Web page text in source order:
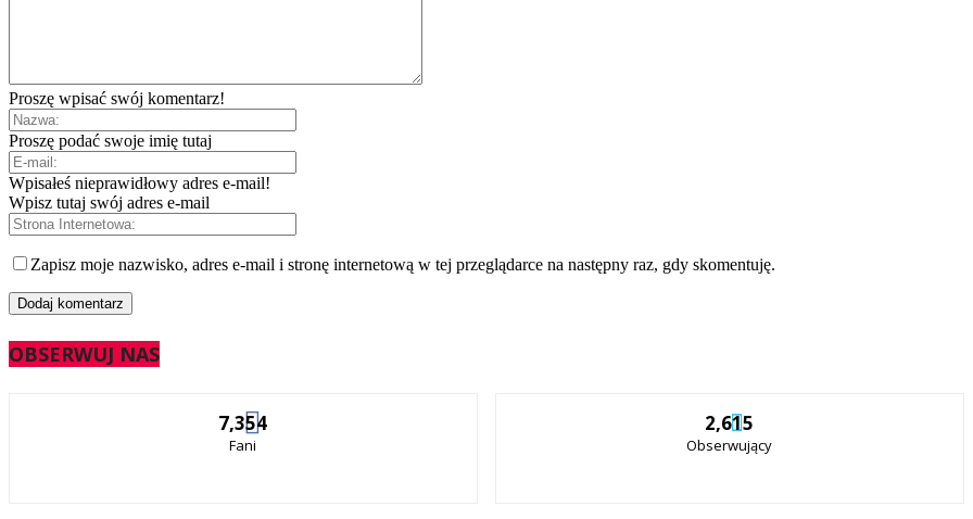
Proszę wpisać swój komentarz!
Proszę podać swoje imię tutaj
Wpisałeś nieprawidłowy adres e-mail!
Wpisz tutaj swój adres e-mail
Zapisz moje nazwisko, adres e-mail i stronę internetową w tej przeglądarce na następny raz, gdy skomentuję.
OBSERWUJ NAS
7,354
Fani
2,615
Obserwujący